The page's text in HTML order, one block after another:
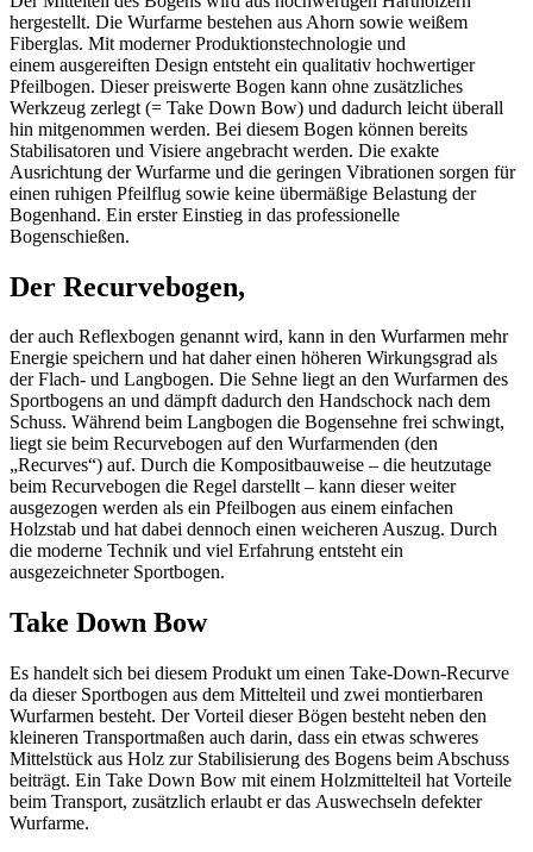
hergestellt. Die Wurfarme bestehen aus Ahorn sowie weißem
Fiberglas. Mit moderner Produktionstechnologie und
einem ausgereiften Design entsteht ein qualitativ hochwertiger
Pfeilbogen. Dieser preiswerte Bogen kann ohne zusätzliches
Werkzeug zerlegt (= Take Down Bow) und dadurch leicht überall
hin mitgenommen werden. Bei diesem Bogen können bereits
Stabilisatoren und Visiere angebracht werden. Die exakte
Ausrichtung der Wurfarme und die geringen Vibrationen sorgen für
einen ruhigen Pfeilflug sowie keine übermäßige Belastung der
Bogenhand. Ein erster Einstieg in das professionelle
Bogenschießen.
Der Recurvebogen,
der auch Reflexbogen genannt wird, kann in den Wurfarmen mehr
Energie speichern und hat daher einen höheren Wirkungsgrad als
der Flach- und Langbogen. Die Sehne liegt an den Wurfarmen des
Sportbogens an und dämpft dadurch den Handschock nach dem
Schuss. Während beim Langbogen die Bogensehne frei schwingt,
liegt sie beim Recurvebogen auf den Wurfarmenden (den
„Recurves“) auf. Durch die Kompositbauweise – die heutzutage
beim Recurvebogen die Regel darstellt – kann dieser weiter
ausgezogen werden als ein Pfeilbogen aus einem einfachen
Holzstab und hat dabei dennoch einen weicheren Auszug. Durch
die moderne Technik und viel Erfahrung entsteht ein
ausgezeichneter Sportbogen.
Take Down Bow
Es handelt sich bei diesem Produkt um einen Take-Down-Recurve
da dieser Sportbogen aus dem Mittelteil und zwei montierbaren
Wurfarmen besteht. Der Vorteil dieser Bögen besteht neben den
kleineren Transportmaßen auch darin, dass ein etwas schweres
Mittelstück aus Holz zur Stabilisierung des Bogens beim Abschuss
beiträgt. Ein Take Down Bow mit einem Holzmittelteil hat Vorteile
beim Transport, zusätzlich erlaubt er das Auswechseln defekter
Wurfarme.